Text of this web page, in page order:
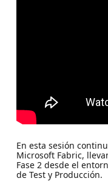
En esta sesión
Microsoft Fabric,
Fase 2 desde el
de Test y Producción.